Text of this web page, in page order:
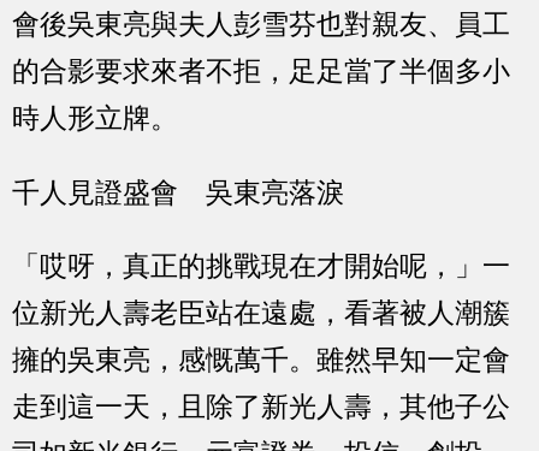
會後吳東亮與夫人彭雪芬也對親友、員工
的合影要求來者不拒，足足當了半個多小
時人形立牌。
千人見證盛會 吳東亮落淚
「哎呀，真正的挑戰現在才開始呢，」一
位新光人壽老臣站在遠處，看著被人潮簇
擁的吳東亮，感慨萬千。雖然早知一定會
走到這一天，且除了新光人壽，其他子公